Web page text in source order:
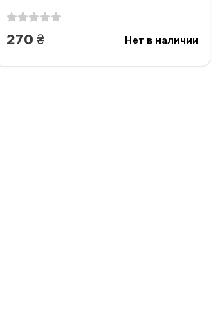
270 грн. Нет в наличии